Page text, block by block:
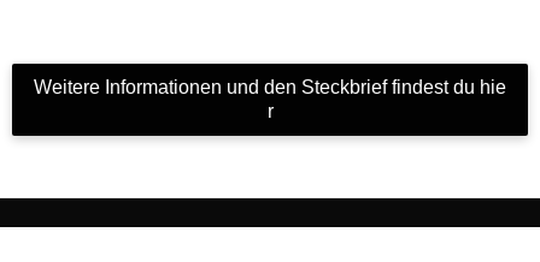
Weitere Informationen und den Steckbrief findest du hie
r